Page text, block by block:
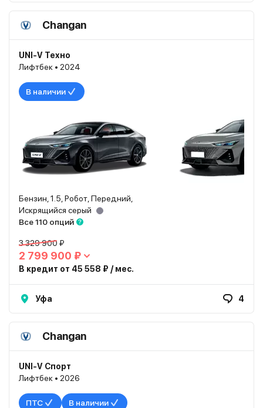
Changan
UNI-V Техно
Лифтбек • 2024
В наличии
Бензин, 1.5, Робот, Передний,
Искрящийся серый
Все 110 опций
3 329 900 ₽
2 799 900 ₽
В кредит от 45 558 ₽ / мес.
Уфа 4
Changan
UNI-V Спорт
Лифтбек • 2026
ПТС В наличии